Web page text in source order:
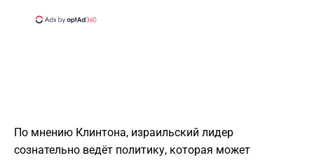
По мнению Клинтона, израильский лидер
сознательно ведёт политику, которая может